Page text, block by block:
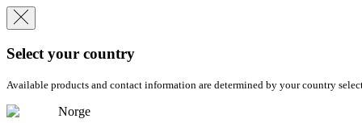
Select your country
Available products and contact information are determined by your country
Norge